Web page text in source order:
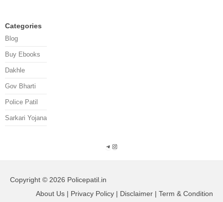
Categories
Blog
Buy Ebooks
Dakhle
Gov Bharti
Police Patil
Sarkari Yojana
Telegram
Instagram
Copyright © 2026 Policepatil.in
About Us | Privacy Policy | Disclaimer | Term & Condition